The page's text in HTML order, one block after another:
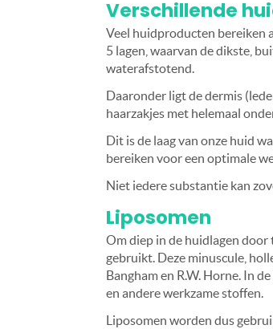
Verschillende
Veel huidproducten bereiken
5 lagen, waarvan de dikste,
waterafstotend.
Daaronder ligt de dermis
haarzakjes met helemaal
Dit is de laag van onze huid
bereiken voor een optimale
Niet iedere substantie kan
Liposomen
Om diep in de huidlagen
gebruikt. Deze minuscule,
Bangham en R.W. Horne. In
en andere werkzame stoffen.
Liposomen worden dus